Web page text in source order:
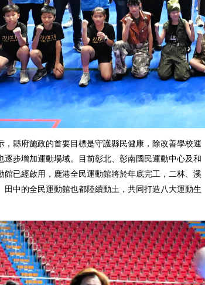
，縣府施政的首要目標是守護縣民健康，除改善學校運
逐步增加運動場域。目前彰北、彰南國民運動中心及和
館已經啟用，鹿港全民運動館將於年底完工，二林、溪
田中的全民運動館也都陸續動土，共同打造八大運動生